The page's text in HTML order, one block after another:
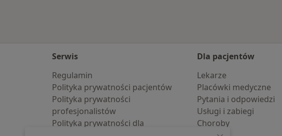
Serwis
Regulamin
Polityka prywatności pacjentów
Polityka prywatności
profesjonalistów
Polityka prywatności dla
Dla pacjentów
Lekarze
Placówki medyczne
Pytania i odpowiedzi
Usługi i zabiegi
Choroby